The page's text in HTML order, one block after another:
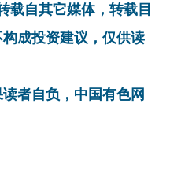
载自其它媒体，转载目
成投资建议，仅供读
者自负，中国有色网